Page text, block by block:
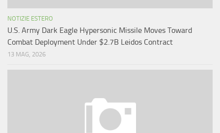
NOTIZIE ESTERO
U.S. Army Dark Eagle Hypersonic Missile Moves Toward
Combat Deployment Under $2.7B Leidos Contract
13 MAG, 2026